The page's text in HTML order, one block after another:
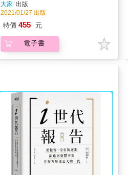
大家 出版
2021/01/27 出版
特價 455 元
電子書